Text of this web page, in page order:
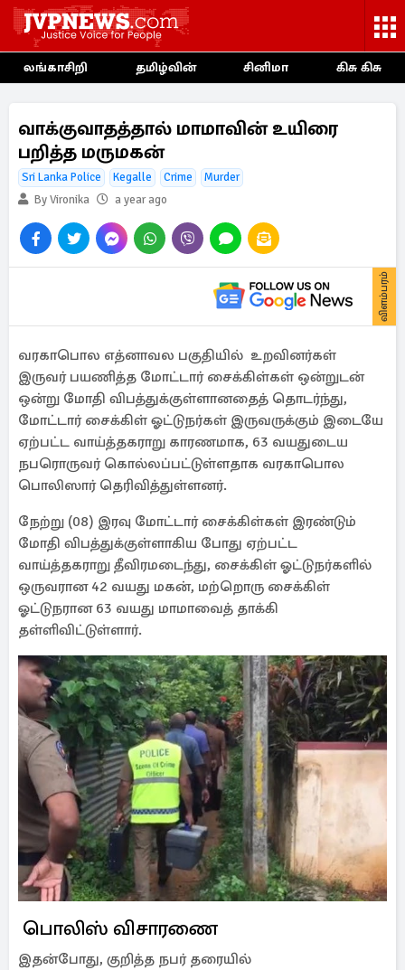
லங்காசிறி தமிழ்வின் சினிமா கிசு கிசு
வாக்குவாதத்தால் மாமாவின் உயிரை
பறித்த மருமகன்
Sri Lanka Police Kegalle Crime
Murder
By Vironika
a year ago
விளம்பரம்
வரகாபொல எத்னாவல பகுதியில் உறவினர்கள்
இருவர் பயணித்த மோட்டார் சைக்கிள்கள் ஒன்றுடன்
ஒன்று மோதி விபத்துக்குள்ளானதைத் தொடர்ந்து,
மோட்டார் சைக்கிள் ஓட்டுநர்கள் இருவருக்கும் இடையே
ஏற்பட்ட வாய்த்தகராறு காரணமாக, 63 வயதுடைய
நபரொருவர் கொல்லப்பட்டுள்ளதாக வரகாபொல
பொலிஸார் தெரிவித்துள்ளனர்.
நேற்று (08) இரவு மோட்டார் சைக்கிள்கள் இரண்டும்
மோதி விபத்துக்குள்ளாகிய போது ஏற்பட்ட
வாய்த்தகராறு தீவிரமடைந்து, சைக்கிள் ஓட்டுநர்களில்
ஒருவரான 42 வயது மகன், மற்றொரு சைக்கிள்
ஓட்டுநரான 63 வயது மாமாவைத் தாக்கி
தள்ளிவிட்டுள்ளார்.
பொலிஸ் விசாரணை
இதன்போது, குறித்த நபர் தரையில்